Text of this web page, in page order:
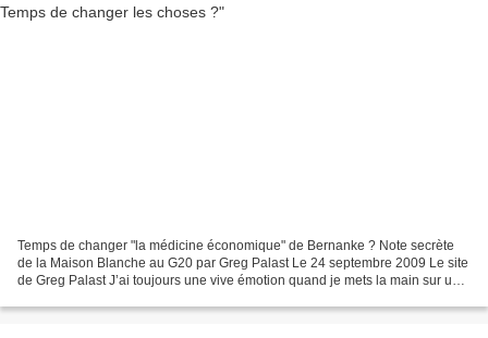
Temps de changer "la médicine économique" de Bernanke ? Note secrète
de la Maison Blanche au G20 par Greg Palast Le 24 septembre 2009 Le site
de Greg Palast J’ai toujours une vive émotion quand je mets la main sur une